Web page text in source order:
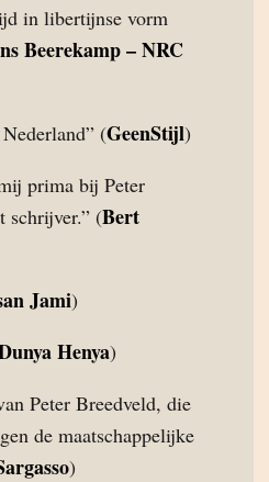
in libertijnse vorm
Beerekamp – NRC
(GeenStijl)
prima bij Peter
schrijver.” (Bert
Jami)
Henya)
Peter Breedveld, die
de maatschappelijke
)